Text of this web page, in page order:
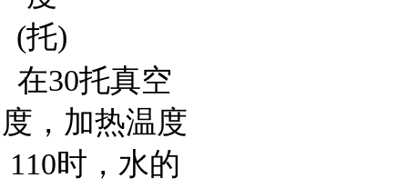
(托)
在30托真空
度，加热温度
110时，水的